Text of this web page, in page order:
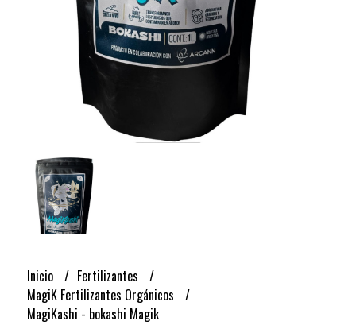
Inicio
Fertilizantes
MagiK Fertilizantes Orgánicos
MagiKashi - bokashi Magik